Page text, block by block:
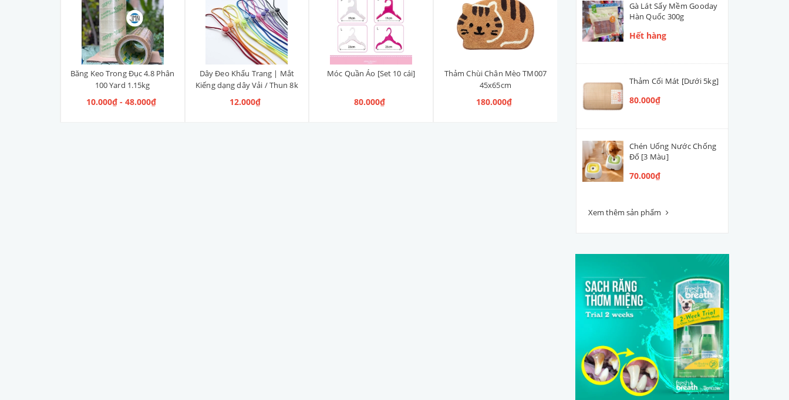
Băng Keo Trong Đục 4.8 Phân
100 Yard 1.15kg
10.000₫ - 48.000₫
Dây Đeo Khẩu Trang | Mắt
Kiếng dạng dây Vải / Thun 8k
- 12k
12.000₫
Móc Quần Áo [Set 10 cái]
80.000₫
Thảm Chùi Chân Mèo TM007
45x65cm
180.000₫
Hình Cún Mèo
80.000₫
Inu TC002 45x65cm
Gà Lát Sấy Mềm Gooday
Hàn Quốc 300g
Hết hàng
Thảm Cối Mát [Dưới 5kg]
80.000₫
Chén Uống Nước Chống
Đổ [3 Màu]
70.000₫
Xem thêm sản phẩm